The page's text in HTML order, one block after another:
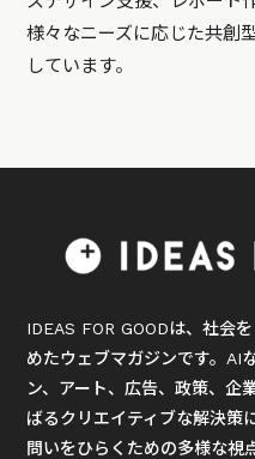
様々なニーズに応じた共創
しています。
IDEAS FOR GOODは、社会
めたウェブマガジンです。AI
ン、アート、広告、政策、企
ばるクリエイティブな解決策
問いをひらくための多様な視